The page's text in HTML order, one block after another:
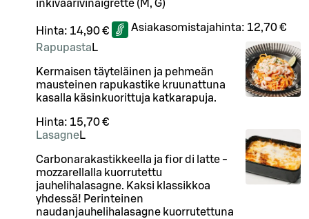
inkiväärivinaigrette (M, G)
Hinta: 14,90 € Asiakasomistajahinta: 12,70 €
Rapupasta L
Kermaisen täyteläinen ja pehmeän
mausteinen rapukastike kruunattuna
kasalla käsinkuorittuja katkarapuja.
Hinta: 15,70 €
LasagneL
Carbonarakastikkeella ja fior di latte -
mozzarellalla kuorrutettu
jauhelihalasagne. Kaksi klassikkoa
yhdessä! Perinteinen
naudanjauhelihalasagne kuorrutettuna